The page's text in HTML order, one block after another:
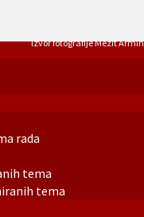
rada
tema
tema
Izvor fotografije Mezit Armin